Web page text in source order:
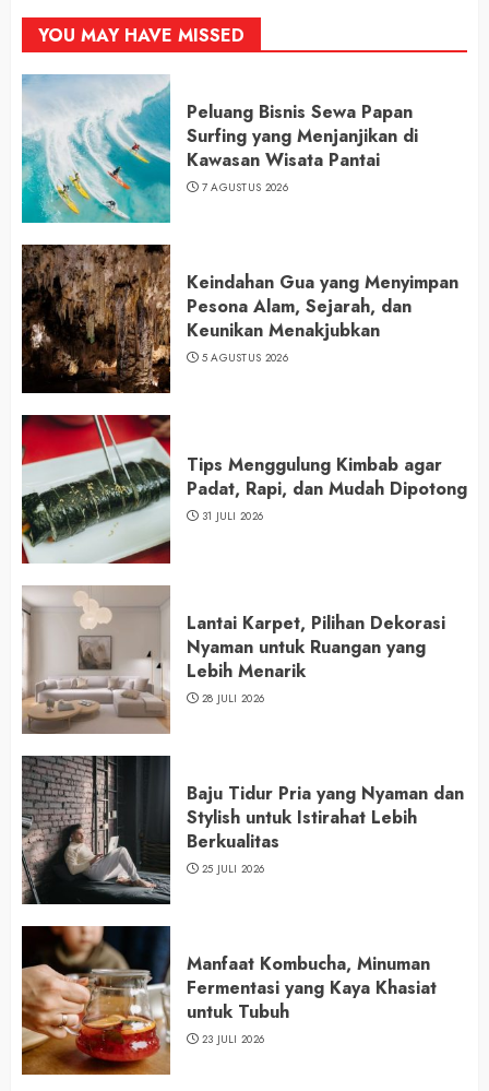
YOU MAY HAVE MISSED
Peluang Bisnis Sewa Papan
Surfing yang Menjanjikan di
Kawasan Wisata Pantai
7 AGUSTUS 2026
Keindahan Gua yang Menyimpan
Pesona Alam, Sejarah, dan
Keunikan Menakjubkan
5 AGUSTUS 2026
Tips Menggulung Kimbab agar
Padat, Rapi, dan Mudah Dipotong
31 JULI 2026
Lantai Karpet, Pilihan Dekorasi
Nyaman untuk Ruangan yang
Lebih Menarik
28 JULI 2026
Baju Tidur Pria yang Nyaman dan
Stylish untuk Istirahat Lebih
Berkualitas
25 JULI 2026
Manfaat Kombucha, Minuman
Fermentasi yang Kaya Khasiat
untuk Tubuh
23 JULI 2026